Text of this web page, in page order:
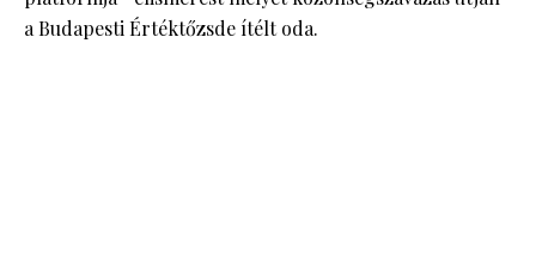
a Budapesti Értéktőzsde ítélt oda.